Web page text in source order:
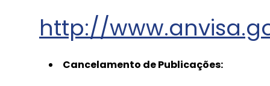
http://
Cancelamento de Publicações: